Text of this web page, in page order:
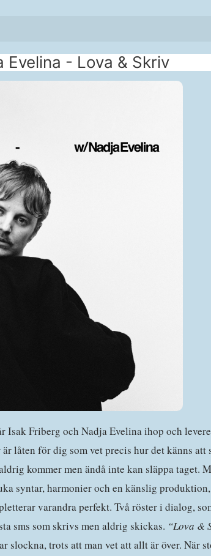
Evelina - Lova & Skriv
Isak Friberg och Nadja Evelina ihop och
låten för dig som vet precis hur det känns att
kommer men ändå inte kan släppa taget.
syntar, harmonier och en känslig
varandra perfekt. Två röster i dialog,
sms som skrivs men aldrig skickas. “Lova &
slockna, trots att man vet att allt är över. När